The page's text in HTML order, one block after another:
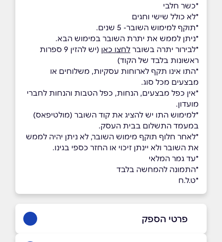
*כשר חלבי
*לא כולל שישי וחגים
*תוקף למימוש השובר- 5 שנים.
*ניתן לממש את יתרת השובר במימוש הבא.
*לבירור יתרה בשובר לחצו כאן
(יש להזין 9 ספרות
ראשונות בלבד של הקוד)
*התו אינו תקף לארוחות עסקיות, משלוחים או
מבצעים מכל סוג.
*אין כפל מבצעים, הנחות, כפל הטבות והנחות לחברי
מועדון.
*למימוש התו יש להציג את קוד השובר (מולטיפאס)
במעמד התשלום בבית העסק.
*לאחר חלוף תוקף מימוש השובר, לא ניתן יהיה לממש
את השובר ולא יינתן זיכוי או החזר כספי בגינו.
*עד גמר המלאי
*התמונה להמחשה בלבד
*ט.ל.ח
פרטי הספק